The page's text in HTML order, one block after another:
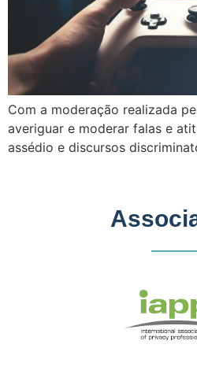
Com a moderação realizada
averiguar e moderar falas e
assédio e discursos